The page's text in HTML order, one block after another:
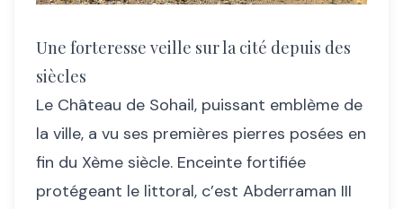
Une forteresse veille sur la cité depuis des
siècles
Le Château de Sohail, puissant emblème de
la ville, a vu ses premières pierres posées en
fin du Xème siècle. Enceinte fortifiée
protégeant le littoral, c’est Abderraman III